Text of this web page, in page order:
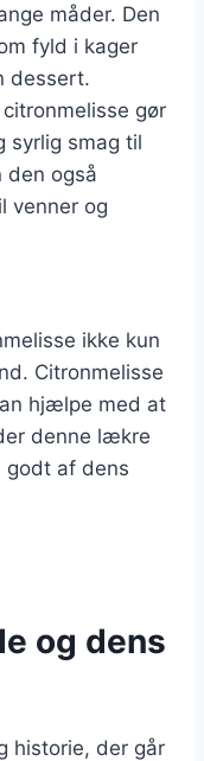
måder. Den
fyld i kager
dessert.
gør
syrlig smag til
den også
venner og
ikke kun
Citronmelisse
hjælpe med at
denne lækre
godt af dens
og dens
historie, der går